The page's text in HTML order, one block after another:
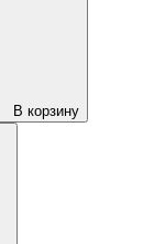
В корзину